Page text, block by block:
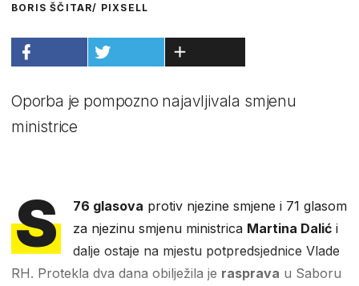
BORIS ŠČITAR/ PIXSELL
Oporba je pompozno najavljivala smjenu
ministrice
S 76 glasova protiv njezine smjene i 71 glasom
za njezinu smjenu ministrica Martina Dalić i
dalje ostaje na mjestu potpredsjednice Vlade
RH. Protekla dva dana obilježila je rasprava u Saboru